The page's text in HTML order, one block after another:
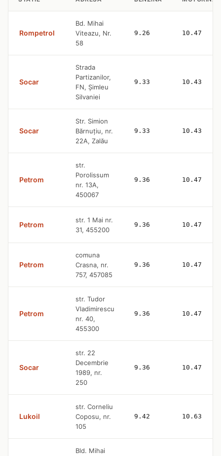
Rompetrol
Bd. Mihai
Viteazu, Nr.
58
9.26 10.47
Socar
Strada
Partizanilor,
FN, Șimleu
Silvaniei
9.33 10.43
Socar
Str. Simion
Bărnuțiu, nr.
22A, Zalău
9.33 10.43
Petrom
str.
Porolissum
nr. 13A,
450067
9.36 10.47
Petrom
str. 1 Mai nr.
31, 455200
9.36 10.47
Petrom
comuna
Crasna, nr.
757, 457085
9.36 10.47
Petrom
str. Tudor
Vladimirescu
nr. 40,
455300
9.36 10.47
Socar
str. 22
Decembrie
1989, nr.
250
9.36 10.47
Lukoil
str. Corneliu
Coposu, nr.
105
9.42 10.63
Bld. Mihai